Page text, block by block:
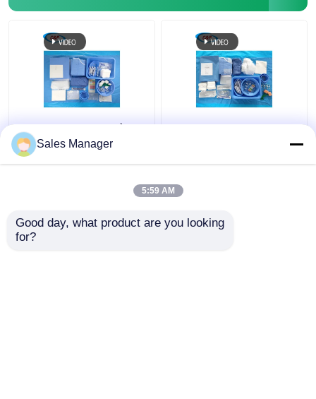
CE ISO13485 Một lần
dùng Thiết bị chụp
động mạch đùi
Gói chụp mạch cho
bệnh nhân cho mọi nhu
Sales Manager
5:59 AM
Good day, what product are you looking
for?